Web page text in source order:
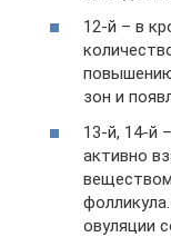
12-й – в
зон и
13-й, 14-й
активно
овуляции